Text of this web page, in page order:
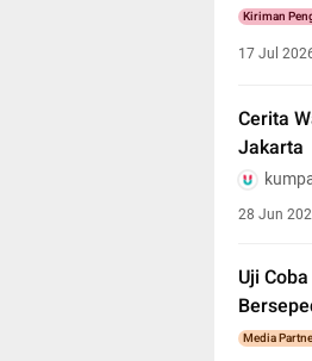
Kiriman
17 Jul
Cerita
Jakarta
28 Jun
Uji
Media